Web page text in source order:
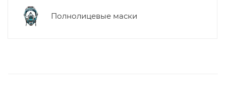
Полнолицевые маски